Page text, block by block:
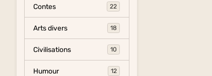
Contes 22
Arts divers 18
Civilisations 10
Humour 12